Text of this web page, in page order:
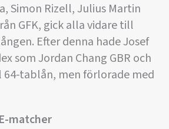
Simon Rizell, Julius Martin
GFK, gick alla vidare till
Efter denna hade Josef
som Jordan Chang GBR och
tablån, men förlorade med
matcher